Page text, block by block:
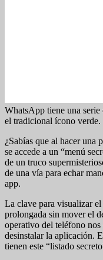
WhatsApp tiene una serie
el tradicional ícono verde.
¿Sabías que al hacer una
se accede a un “menú
de un truco
de una vía para echar
app.
La clave para visualizar
prolongada sin mover el
operativo del teléfono
desinstalar la aplicación.
tienen este “listado